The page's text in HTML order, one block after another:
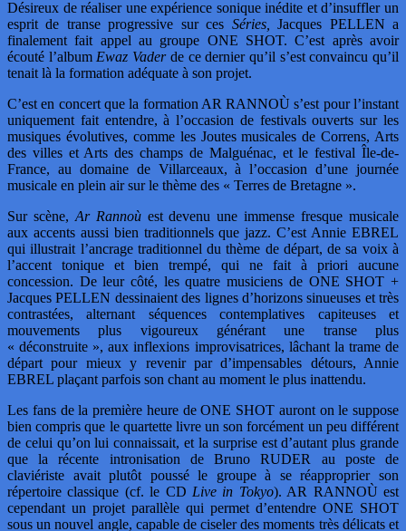
Désireux de réaliser une expérience sonique inédite et d’insuffler un
esprit de transe progressive sur ces Séries,
Jacques PELLEN a
finalement fait appel au groupe ONE SHOT. C’est après avoir
écouté l’album Ewaz Vaderde ce dernier qu’il s’est convaincu qu’il
tenait là la formation adéquate à son projet.
C’est en concert que la formation AR RANNOÙ s’est pour l’instant
uniquement fait entendre, à l’occasion de festivals ouverts sur les
musiques évolutives, comme les Joutes musicales de Correns, Arts
des villes et Arts des champs de Malguénac, et le festival Île-de-
France, au domaine de Villarceaux, à l’occasion d’une journée
musicale en plein air sur le thème des « Terres de Bretagne ».
Sur scène, Ar Rannoùest devenu une immense fresque musicale
aux accents aussi bien traditionnels que jazz. C’est Annie EBREL
qui illustrait l’ancrage traditionnel du thème de départ, de sa voix à
l’accent tonique et bien trempé, qui ne fait à priori aucune
concession. De leur côté, les quatre musiciens de ONE SHOT +
Jacques PELLEN dessinaient des lignes d’horizons sinueuses et très
contrastées, alternant séquences contemplatives capiteuses et
mouvements plus vigoureux générant une transe plus
« déconstruite », aux inflexions improvisatrices, lâchant la trame de
départ pour mieux y revenir par d’impensables détours, Annie
EBREL plaçant parfois son chant au moment le plus inattendu.
Les fans de la première heure de ONE SHOT auront on le suppose
bien compris que le quartette livre un son forcément un peu différent
de celui qu’on lui connaissait, et la surprise est d’autant plus grande
que la récente intronisation de Bruno RUDER au poste de
claviériste avait plutôt poussé le groupe à se réapproprier son
répertoire classique (cf. le CD Live in Tokyo). AR RANNOÙ est
cependant un projet parallèle qui permet d’entendre ONE SHOT
sous un nouvel angle, capable de ciseler des moments très délicats et